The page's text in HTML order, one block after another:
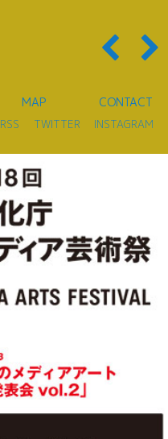
MAP CONTACT
RSS TWITTER INSTAGRAM